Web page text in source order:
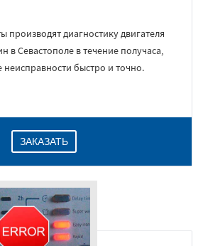
производят диагностику двигателя
в Севастополе в течение получаса,
неисправности быстро и точно.
ЗАКАЗАТЬ